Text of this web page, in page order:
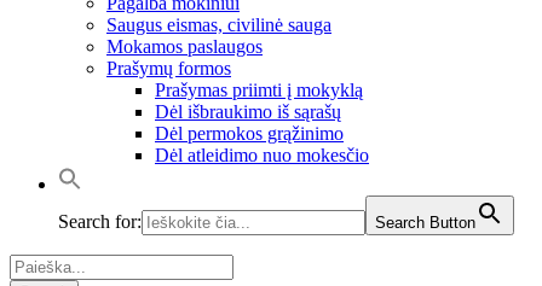
Saugus eismas, civilinė sauga
Mokamos paslaugos
Prašymų formos
Prašymas priimti į mokyklą
Dėl išbraukimo iš sąrašų
Dėl permokos grąžinimo
Dėl atleidimo nuo mokesčio
Search for: Search Button